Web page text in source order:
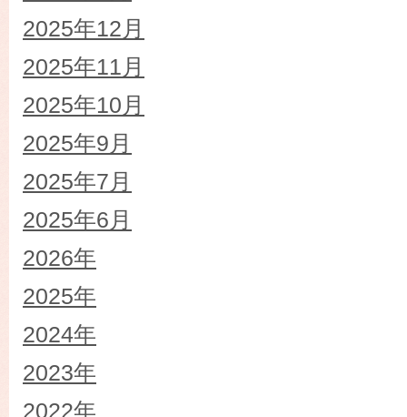
2025年12月
2025年11月
2025年10月
2025年9月
2025年7月
2025年6月
2026年
2025年
2024年
2023年
2022年